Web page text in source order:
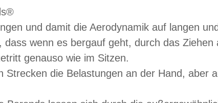
und damit die Aerodynamik auf langen
wenn es bergauf geht, durch das
genauso wie im Sitzen.
die Belastungen an der Hand, aber